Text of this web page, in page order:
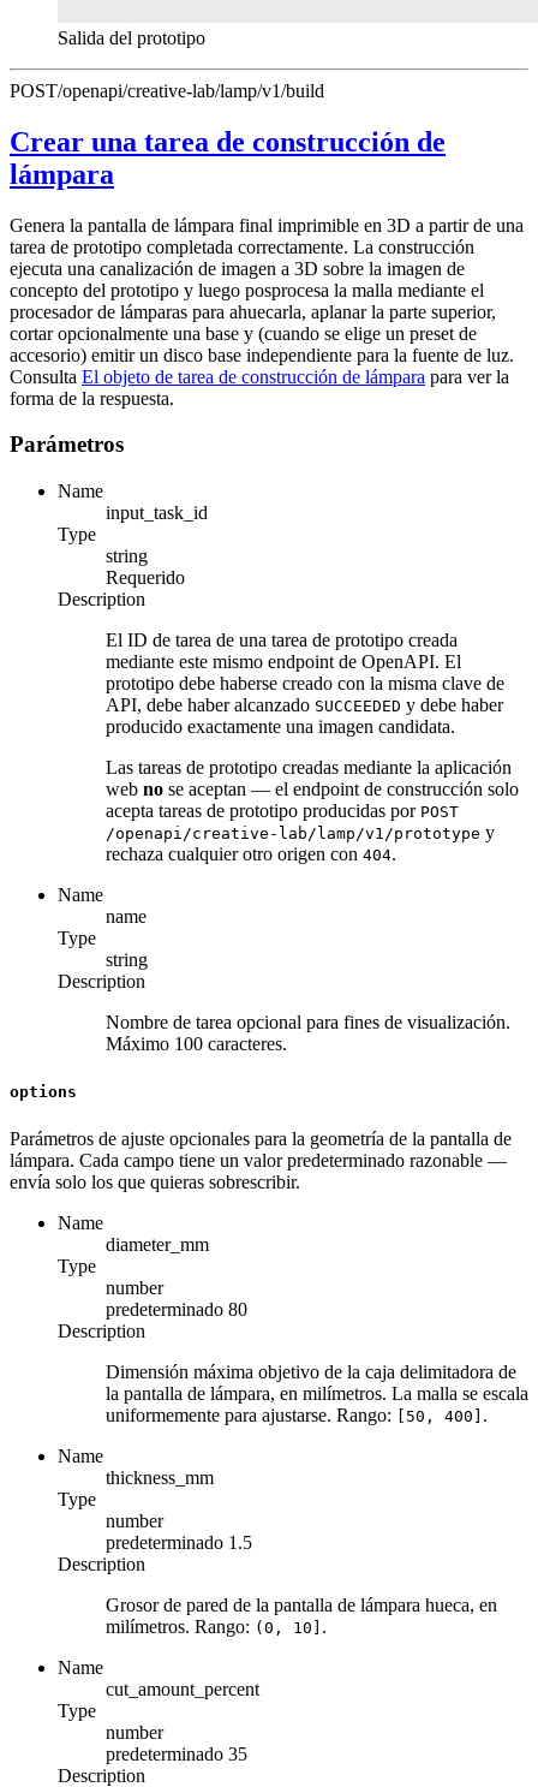
Salida del prototipo
POST/openapi/creative-lab/lamp/v1/build
Crear una tarea de construcción de
lámpara
Genera la pantalla de lámpara final imprimible en 3D a partir de una
tarea de prototipo completada correctamente. La construcción
ejecuta una canalización de imagen a 3D sobre la imagen de
concepto del prototipo y luego posprocesa la malla mediante el
procesador de lámparas para ahuecarla, aplanar la parte superior,
cortar opcionalmente una base y (cuando se elige un preset de
accesorio) emitir un disco base independiente para la fuente de luz.
Consulta El objeto de tarea de construcción de lámpara para ver la
forma de la respuesta.
Parámetros
Name
input_task_id
Type
string
Requerido
Description
El ID de tarea de una tarea de prototipo creada
mediante este mismo endpoint de OpenAPI. El
prototipo debe haberse creado con la misma clave de
API, debe haber alcanzado SUCCEEDED y debe haber
producido exactamente una imagen candidata.
Las tareas de prototipo creadas mediante la aplicación
web no se aceptan — el endpoint de construcción solo
acepta tareas de prototipo producidas por POST
/openapi/creative-lab/lamp/v1/prototype y
rechaza cualquier otro origen con 404.
Name
name
Type
string
Description
Nombre de tarea opcional para fines de visualización.
Máximo 100 caracteres.
options
Parámetros de ajuste opcionales para la geometría de la pantalla de
lámpara. Cada campo tiene un valor predeterminado razonable —
envía solo los que quieras sobrescribir.
Name
diameter_mm
Type
number
predeterminado 80
Description
Dimensión máxima objetivo de la caja delimitadora de
la pantalla de lámpara, en milímetros. La malla se escala
uniformemente para ajustarse. Rango: [50, 400] .
Name
thickness_mm
Type
number
predeterminado 1.5
Description
Grosor de pared de la pantalla de lámpara hueca, en
milímetros. Rango: (0, 10] .
Name
cut_amount_percent
Type
number
predeterminado 35
Description